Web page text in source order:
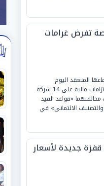
تفرض غرامات
المنعقد اليوم
الخميس، الموافق 6 أغسطس 2026، توقيع التزامات مالية على 14 شركة
«قواعد القيد
والتصنيف الائتماني» في
في 6 أشهر».. قفزة جديدة لأسعار